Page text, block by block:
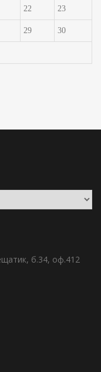
22 23
29 30
б.34, оф.412